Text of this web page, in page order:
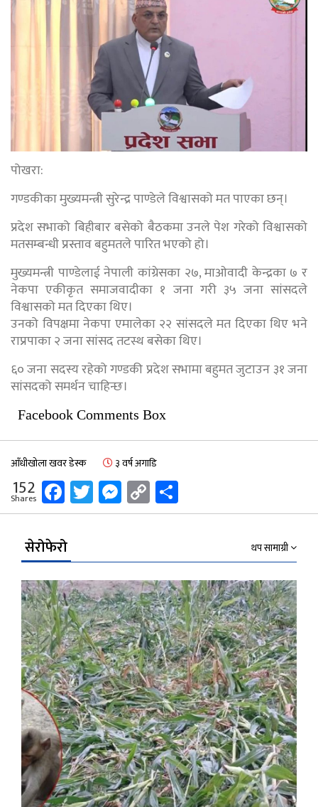
पोखरा:
गण्डकीका मुख्यमन्त्री सुरेन्द्र पाण्डेले विश्वासको मत पाएका छन्।
प्रदेश सभाको बिहीबार बसेको बैठकमा उनले पेश गरेको विश्वासको
मतसम्बन्धी प्रस्ताव बहुमतले पारित भएको हो।
मुख्यमन्त्री पाण्डेलाई नेपाली कांग्रेसका २७, माओवादी केन्द्रका ७ र
नेकपा एकीकृत समाजवादीका १ जना गरी ३५ जना सांसदले
विश्वासको मत दिएका थिए।
उनको विपक्षमा नेकपा एमालेका २२ सांसदले मत दिएका थिए भने
राप्रपाका २ जना सांसद तटस्थ बसेका थिए।
६० जना सदस्य रहेको गण्डकी प्रदेश सभामा बहुमत जुटाउन ३१ जना
सांसदको समर्थन चाहिन्छ।
Facebook Comments Box
आँधीखोला खवर डेस्क ३ वर्ष अगाडि
152
Shares Facebook
Twitter
Messenger
Copy
Link
सेरोफेरो थप सामाग्री